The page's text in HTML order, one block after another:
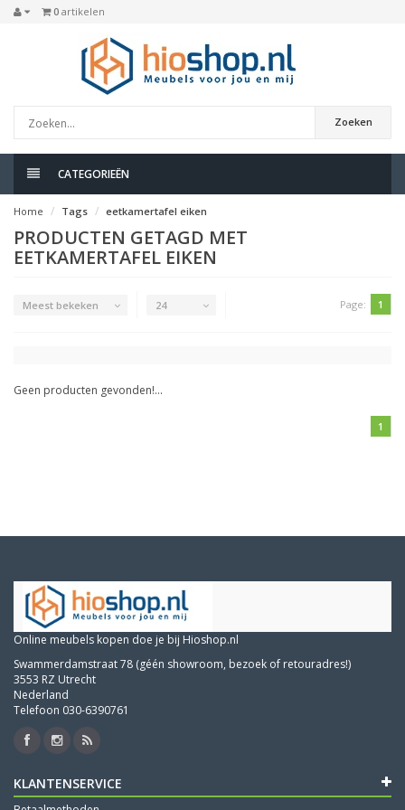
0 artikelen
Zoeken
CATEGORIEËN
Home Tags eetkamertafel eiken
PRODUCTEN GETAGD MET
EETKAMERTAFEL EIKEN
Meest bekeken 24 Page: 1
Geen producten gevonden!...
1
Online meubels kopen doe je bij Hioshop.nl
Swammerdamstraat 78 (géén showroom, bezoek of retouradres!)
3553 RZ Utrecht
Nederland
Telefoon 030-6390761
KLANTENSERVICE